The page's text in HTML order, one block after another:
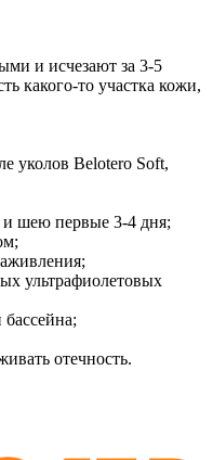
и исчезают за 3-5
какого-то участка кожи,
уколов Belotero Soft,
и шею первые 3-4 дня;
ультрафиолетовых
бассейна;
отечность.